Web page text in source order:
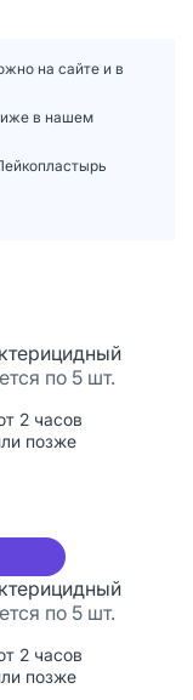
на сайте и в
в нашем
по 5 шт.
2 часов
позже
по 5 шт.
2 часов
позже